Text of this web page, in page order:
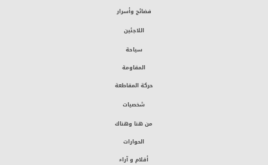
فضائح وأسرار
اللاجئين
سياحة
المقاومة
حركة المقاطعة
شخصيات
من هنا وهناك
الحوارات
أقلام و آراء